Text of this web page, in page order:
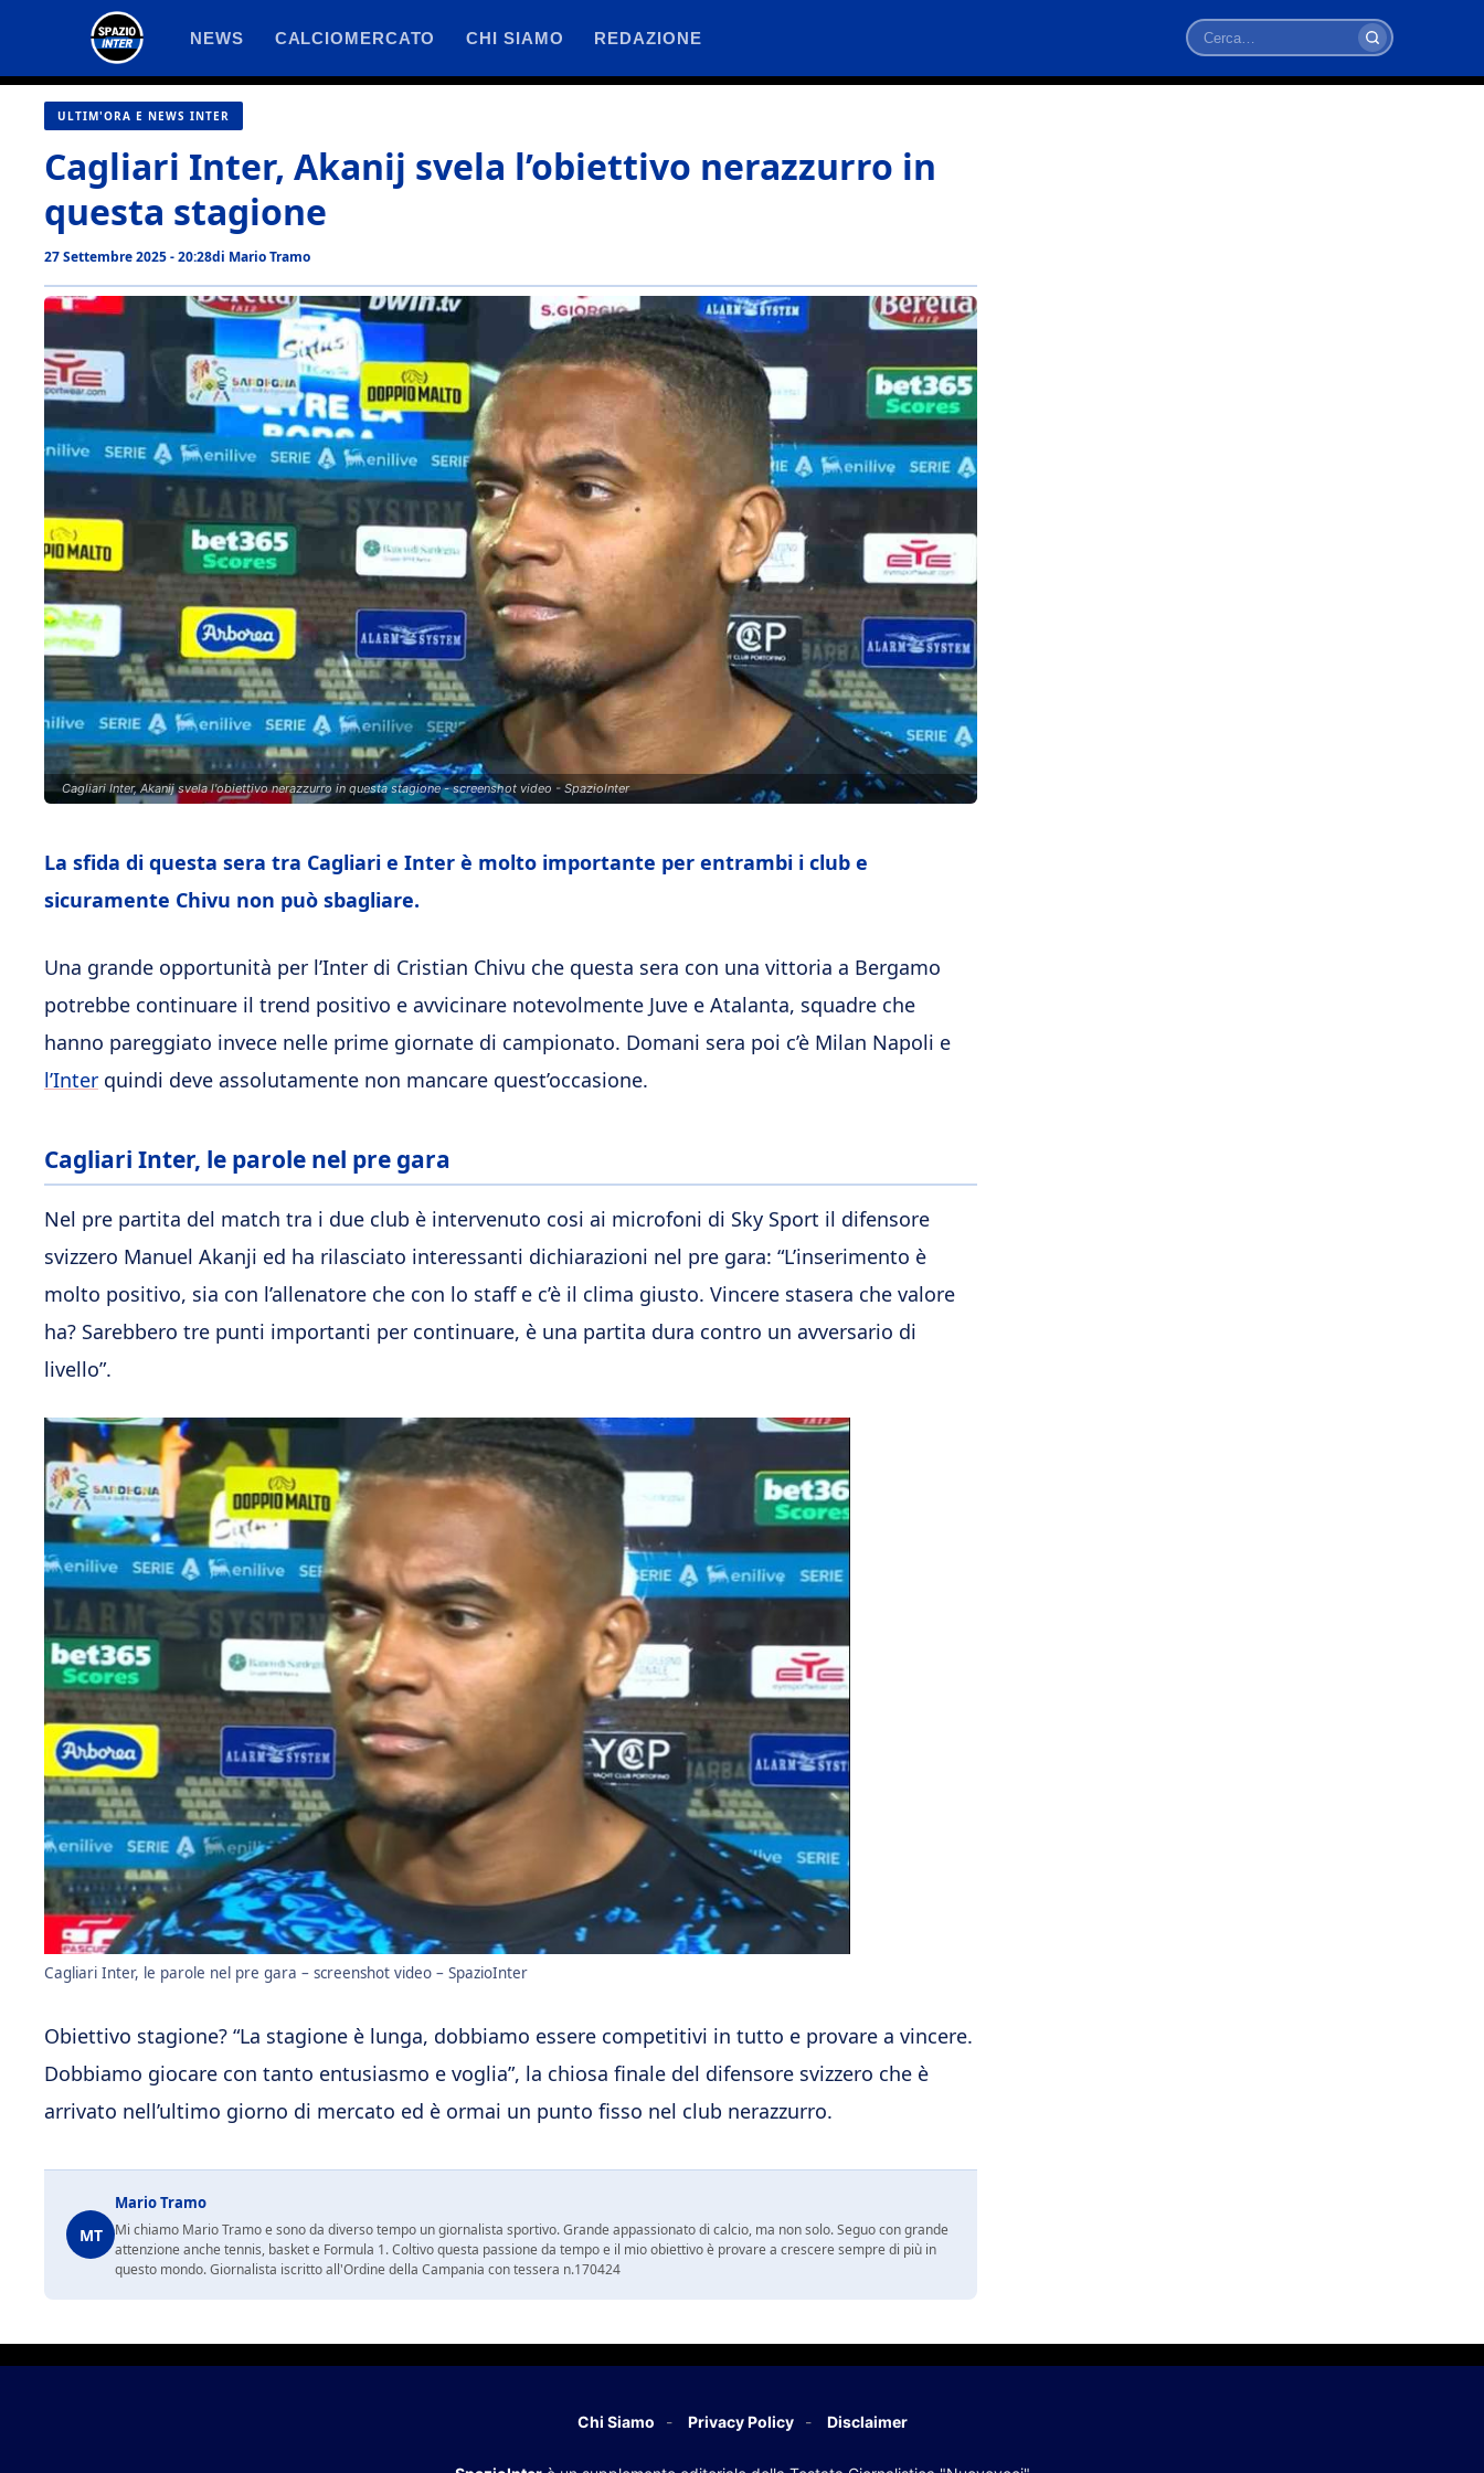
contenuto
NEWS CALCIOMERCATO CHI SIAMO REDAZIONE
Cerca
ULTIM'ORA E NEWS INTER
Cagliari Inter, Akanij svela l’obiettivo nerazzurro in
questa stagione
27 Settembre 2025 - 20:28di Mario Tramo
Cagliari Inter, Akanij svela l'obiettivo nerazzurro in questa stagione - screenshot video - SpazioInter
La sfida di questa sera tra Cagliari e Inter è molto importante per entrambi i club e
sicuramente Chivu non può sbagliare.
Una grande opportunità per l’Inter di Cristian Chivu che questa sera con una vittoria a Bergamo
potrebbe continuare il trend positivo e avvicinare notevolmente Juve e Atalanta, squadre che
hanno pareggiato invece nelle prime giornate di campionato. Domani sera poi c’è Milan Napoli e
l’Inter quindi deve assolutamente non mancare quest’occasione.
Cagliari Inter, le parole nel pre gara
Nel pre partita del match tra i due club è intervenuto cosi ai microfoni di Sky Sport il difensore
svizzero Manuel Akanji ed ha rilasciato interessanti dichiarazioni nel pre gara: “L’inserimento è
molto positivo, sia con l’allenatore che con lo staff e c’è il clima giusto. Vincere stasera che valore
ha? Sarebbero tre punti importanti per continuare, è una partita dura contro un avversario di
livello”.
Cagliari Inter, le parole nel pre gara – screenshot video – SpazioInter
Obiettivo stagione? “La stagione è lunga, dobbiamo essere competitivi in tutto e provare a vincere.
Dobbiamo giocare con tanto entusiasmo e voglia”, la chiosa finale del difensore svizzero che è
arrivato nell’ultimo giorno di mercato ed è ormai un punto fisso nel club nerazzurro.
MT
Mario Tramo
Mi chiamo Mario Tramo e sono da diverso tempo un giornalista sportivo. Grande appassionato di calcio, ma non solo. Seguo con grande
attenzione anche tennis, basket e Formula 1. Coltivo questa passione da tempo e il mio obiettivo è provare a crescere sempre di più in
questo mondo. Giornalista iscritto all'Ordine della Campania con tessera n.170424
Chi Siamo Privacy Policy Disclaimer